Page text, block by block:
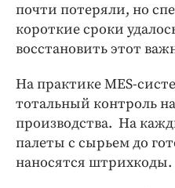
почти потеряли, но
короткие сроки
восстановить этот
На практике MES-
тотальный контроль
производства. На
палеты с сырьем до
наносятся штрихкоды.